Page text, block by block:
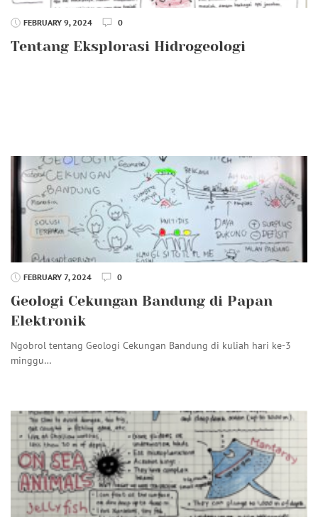
FEBRUARY 9, 2024 0
Tentang Eksplorasi Hidrogeologi
FEBRUARY 7, 2024 0
Geologi Cekungan Bandung di Papan
Elektronik
Ngobrol tentang Geologi Cekungan Bandung di kuliah hari ke-3
minggu…